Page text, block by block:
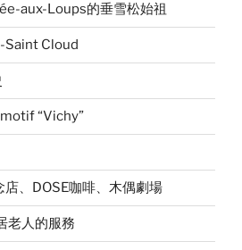
aux-Loups的垂雪松始祖
Saint Cloud
“Vichy”
店、DOSE咖啡、木偶劇場
老人的服務